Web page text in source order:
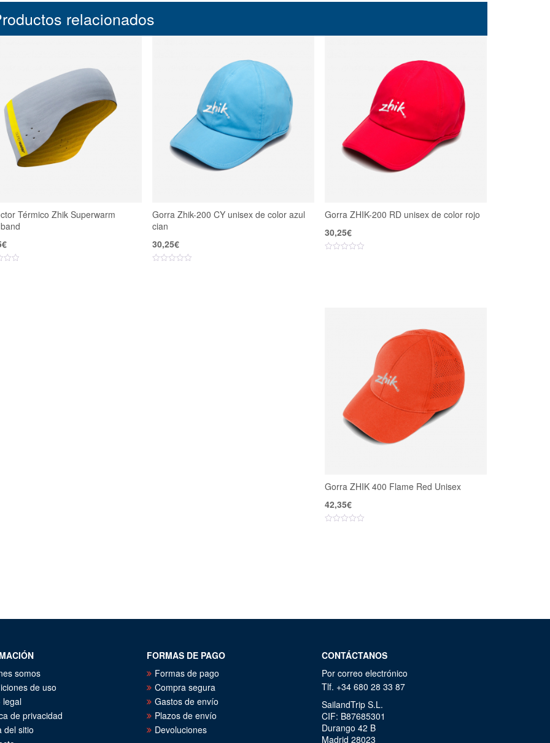
relacionados
Térmico Zhik Superwarm
€
Gorra Zhik-200 CY unisex de color azul
cian
30,25€
Gorra ZHIK-200 RD unisex de color rojo
30,25€
Gorra ZHIK 400 Flame Red Unisex
42,35€
somos
de uso
legal
de privacidad
del sitio
FORMAS DE PAGO
Formas de pago
Compra segura
Gastos de envío
Plazos de envío
Devoluciones
CONTÁCTANOS
Por correo electrónico
Tlf. +34 680 28 33 87
SailandTrip S.L.
CIF: B87685301
Durango 42 B
Madrid 28023